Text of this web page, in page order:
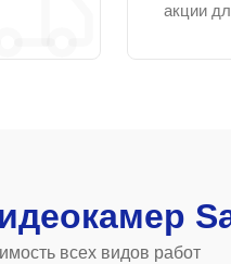
акции
всех видов работ